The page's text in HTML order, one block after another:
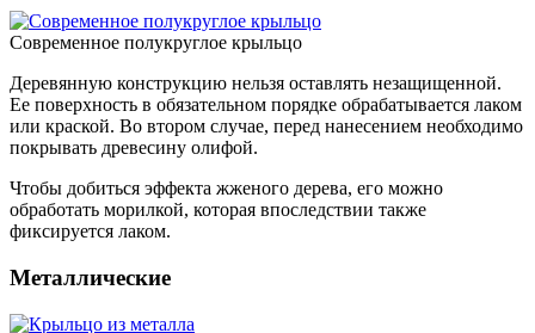
Современное полукруглое крыльцо
Деревянную конструкцию нельзя оставлять незащищенной.
Ее поверхность в обязательном порядке обрабатывается лаком
или краской. Во втором случае, перед нанесением необходимо
покрывать древесину олифой.
Чтобы добиться эффекта жженого дерева, его можно
обработать морилкой, которая впоследствии также
фиксируется лаком.
Металлические